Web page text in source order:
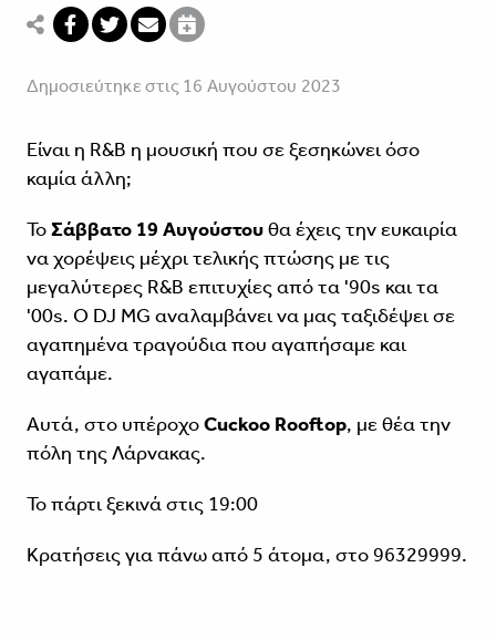
Δημοσιεύτηκε στις 16 Αυγούστου 2023
Είναι η R&B η μουσική που σε ξεσηκώνει όσο
καμία άλλη;
ΤοΣάββατο 19 Αυγούστουθα έχεις την ευκαιρία
να χορέψεις μέχρι τελικής πτώσης με τις
μεγαλύτερες R&B επιτυχίες από τα '90s και τα
'00s. O DJ MG αναλαμβάνει να μας ταξιδέψει σε
αγαπημένα τραγούδια που αγαπήσαμε και
αγαπάμε.
Αυτά, στο υπέροχοCuckoo Rooftop, με θέα την
πόλη της Λάρνακας.
Το πάρτι ξεκινά στις 19:00
Κρατήσεις για πάνω από 5 άτομα, στο 96329999.